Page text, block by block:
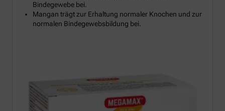
Bindegewebe bei.
Mangan trägt zur Erhaltung normaler Knochen und zur
normalen Bindegewebsbildung bei.